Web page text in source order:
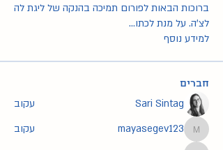
ברוכות הבאות לפורום תמיכה בהנקה של ליגת לה
לצ'ה. על מנת לכתו...
למידע נוסף
חברים
Sari Sintag עקוב
mayasegev123
mayasegev123 עקוב